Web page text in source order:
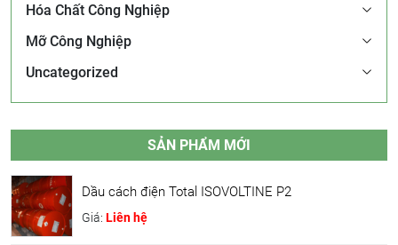
Hóa Chất Công Nghiệp
Mỡ Công Nghiệp
Uncategorized
SẢN PHẨM MỚI
Dầu cách điện Total ISOVOLTINE P2
Giá: Liên hệ